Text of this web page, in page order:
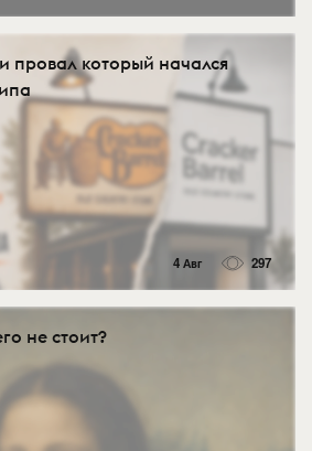
провал который начался
4 Авг 297
не стоит?